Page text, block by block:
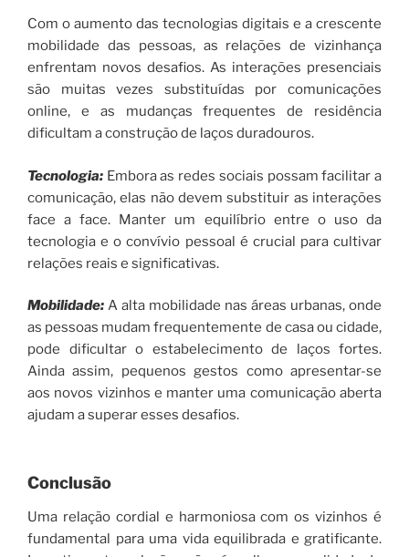
Com o aumento das tecnologias digitais e a crescente
mobilidade das pessoas, as relações de vizinhança
enfrentam novos desafios. As interações presenciais
são muitas vezes substituídas por comunicações
online, e as mudanças frequentes de residência
dificultam a construção de laços duradouros.
Tecnologia: Embora as redes sociais possam facilitar a
comunicação, elas não devem substituir as interações
face a face. Manter um equilíbrio entre o uso da
tecnologia e o convívio pessoal é crucial para cultivar
relações reais e significativas.
Mobilidade: A alta mobilidade nas áreas urbanas, onde
as pessoas mudam frequentemente de casa ou cidade,
pode dificultar o estabelecimento de laços fortes.
Ainda assim, pequenos gestos como apresentar-se
aos novos vizinhos e manter uma comunicação aberta
ajudam a superar esses desafios.
Conclusão
Uma relação cordial e harmoniosa com os vizinhos é
fundamental para uma vida equilibrada e gratificante.